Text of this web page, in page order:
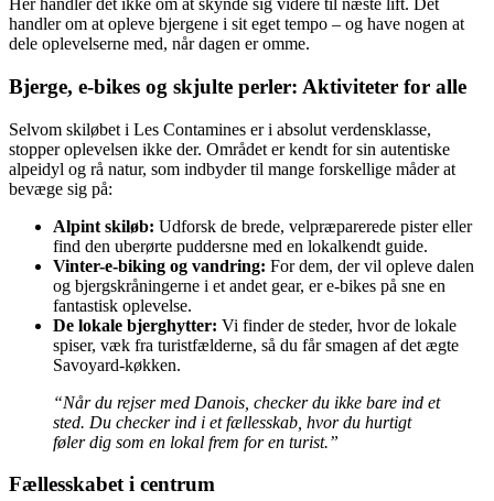
Her handler det ikke om at skynde sig videre til næste lift. Det
handler om at opleve bjergene i sit eget tempo – og have nogen at
dele oplevelserne med, når dagen er omme.
Bjerge, e-bikes og skjulte perler: Aktiviteter for alle
Selvom skiløbet i Les Contamines er i absolut verdensklasse,
stopper oplevelsen ikke der. Området er kendt for sin autentiske
alpeidyl og rå natur, som indbyder til mange forskellige måder at
bevæge sig på:
Alpint skiløb: Udforsk de brede, velpræparerede pister eller
find den uberørte puddersne med en lokalkendt guide.
Vinter-e-biking og vandring: For dem, der vil opleve dalen
og bjergskråningerne i et andet gear, er e-bikes på sne en
fantastisk oplevelse.
De lokale bjerghytter: Vi finder de steder, hvor de lokale
spiser, væk fra turistfælderne, så du får smagen af det ægte
Savoyard-køkken.
“Når du rejser med Danois, checker du ikke bare ind et
sted. Du checker ind i et fællesskab, hvor du hurtigt
føler dig som en lokal frem for en turist.”
Fællesskabet i centrum